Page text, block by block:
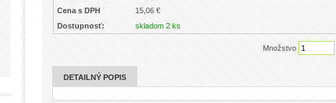
Cena s DPH
15,06 €
Dostupnosť:
skladom 2 ks
Množstvo
DETAILNÝ POPIS